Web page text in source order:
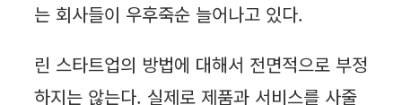
는 회사들이 우후죽순 늘어나고 있다.
린 스타트업의 방법에 대해서 전면적으로 부정
하지는 않는다. 실제로 제품과 서비스를 사줄